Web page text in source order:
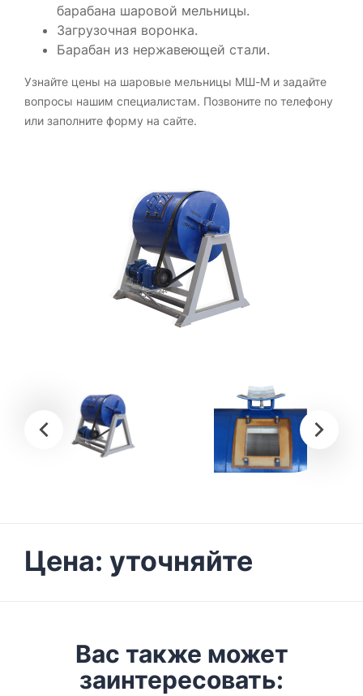
барабана шаровой мельницы.
Загрузочная воронка.
Барабан из нержавеющей стали.
Узнайте цены на шаровые мельницы МШ-М и задайте
вопросы нашим специалистам. Позвоните по телефону
или заполните форму на сайте.
Цена: уточняйте
Вас также может
заинтересовать: